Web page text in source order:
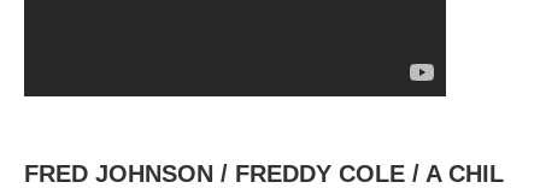
FRED JOHNSON / FREDDY COLE / A CHIL